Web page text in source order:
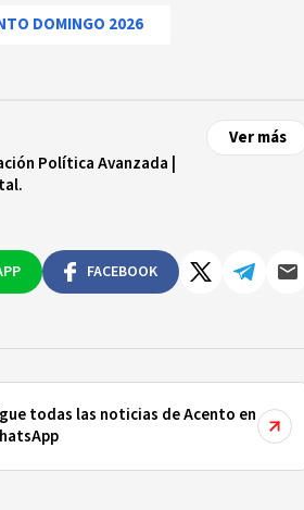
DOMINGO 2026
Política Avanzada |
Ver más
FACEBOOK
todas las noticias de Acento en